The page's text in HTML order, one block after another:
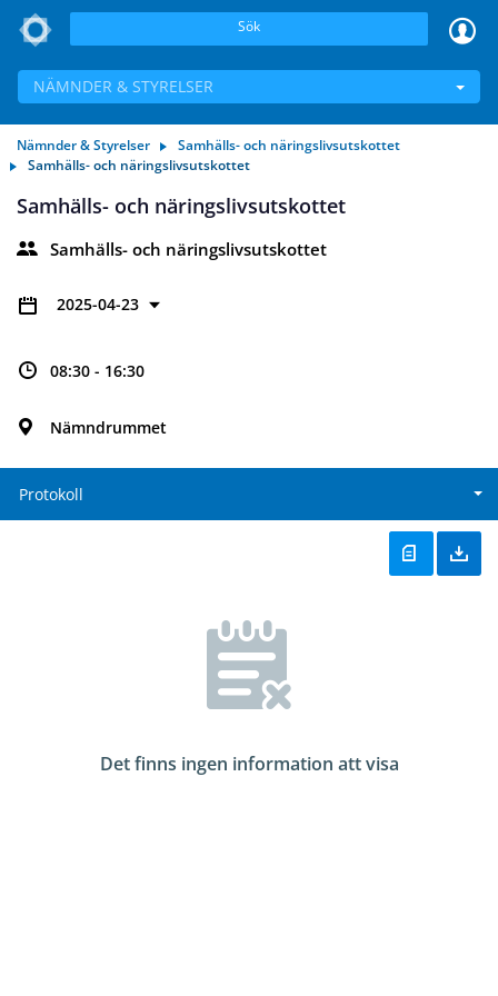
Sök
NÄMNDER & STYRELSER
Nämnder & Styrelser
Samhälls- och näringslivsutskottet
Samhälls- och näringslivsutskottet
Samhälls- och näringslivsutskottet
Samhälls- och näringslivsutskottet
2025-04-23
08:30 - 16:30
Nämndrummet
Protokoll
Det finns ingen information att visa